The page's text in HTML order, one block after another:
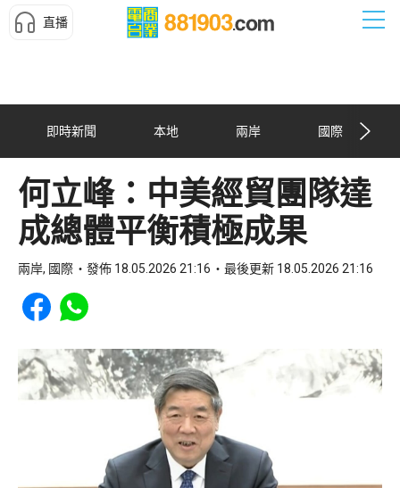
直播
即時新聞 本地 兩岸 國際
何立峰：中美經貿團隊達
成總體平衡積極成果
兩岸, 國際 發佈 18.05.2026 21:16 最後更新 18.05.2026 21:16
Share to Facebook
Share to WhatsApp